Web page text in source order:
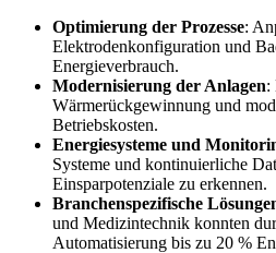
Optimierung der Prozesse:
Elektrodenkonfiguration und
Energieverbrauch.
Modernisierung der Anlagen:
Wärmerückgewinnung und
Betriebskosten.
Energiesysteme und
Systeme und kontinuierliche
Einsparpotenziale zu erkennen.
Branchenspezifische
und Medizintechnik konnten
Automatisierung bis zu 20 %